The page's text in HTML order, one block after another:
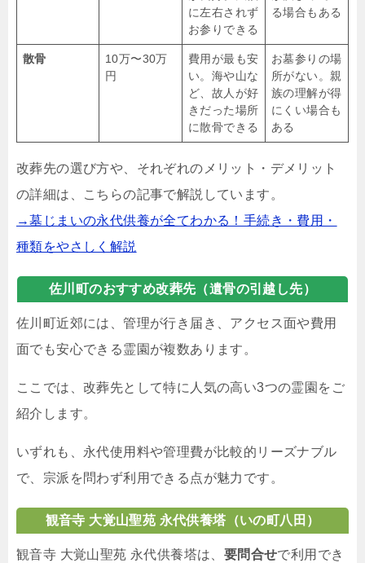
に左右されず
お参りできる
る場合もある
散骨
10万〜30万
円
費用が最も安
い。海や山な
ど、故人が好
きだった場所
に散骨できる
お墓参りの場
所がない。親
族の理解が得
にくい場合も
ある
改葬先の選び方や、それぞれのメリット・デメリット
の詳細は、こちらの記事で解説しています。
→墓じまいの永代供養が全てわかる！手続き・費用・
種類をやさしく解説
佐川町のおすすめ改葬先（遺骨の引越し先）
佐川町近郊には、管理が行き届き、アクセス面や費用
面でも安心できる霊園が複数あります。
ここでは、改葬先として特に人気の高い3つの霊園をご
紹介します。
いずれも、永代使用料や管理費が比較的リーズナブル
で、宗派を問わず利用できる点が魅力です。
観音寺 大覚山聖苑 永代供養塔（いの町八田）
観音寺 大覚山聖苑 永代供養塔は、 要問合せで利用でき